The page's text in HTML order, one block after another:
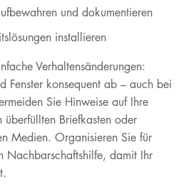
und dokumentieren
installieren
Verhaltensänderungen:
Fenster konsequent ab – auch bei
Sie Hinweise auf Ihre
Briefkasten oder
Medien. Organisieren Sie für
Nachbarschaftshilfe, damit Ihr